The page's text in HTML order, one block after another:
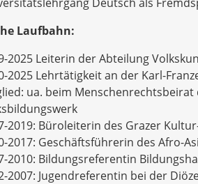
Laufbahn:
2025 Leiterin der Abteilung
2025 Lehrtätigkeit an der Karl-
ua. beim Menschenrechtsbeirat
2019: Büroleiterin des Grazer
2017: Geschäftsführerin des Afro-
2010: Bildungsreferentin
2007: Jugendreferentin bei der